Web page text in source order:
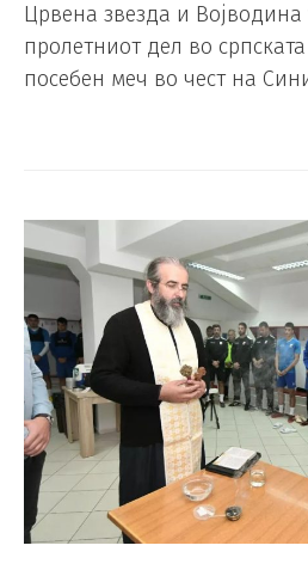
Црвена звезда и Војводина
пролетниот дел во
посебен меч во чест на